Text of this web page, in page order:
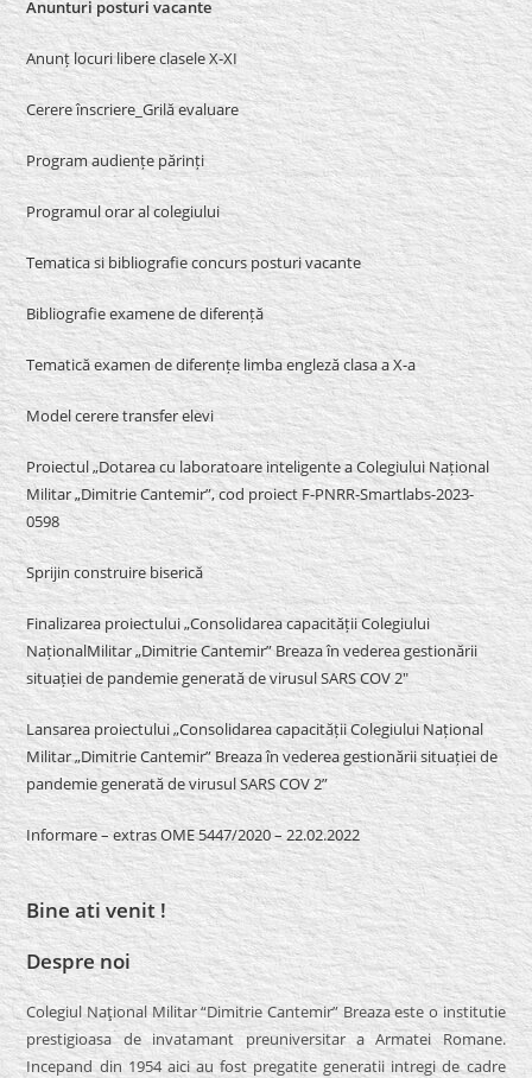
Anunturi posturi vacante
Anunț locuri libere clasele X-XI
Cerere înscriere_Grilă evaluare
Program audiențe părinți
Programul orar al colegiului
Tematica si bibliografie concurs posturi vacante
Bibliografie examene de diferență
Tematică examen de diferențe limba engleză clasa a X-a
Model cerere transfer elevi
Proiectul „Dotarea cu laboratoare inteligente a Colegiului Național
Militar „Dimitrie Cantemir”, cod proiect F-PNRR-Smartlabs-2023-
0598
Sprijin construire biserică
Finalizarea proiectului „Consolidarea capacității Colegiului
NaționalMilitar „Dimitrie Cantemir” Breaza în vederea gestionării
situației de pandemie generată de virusul SARS COV 2″
Lansarea proiectului „Consolidarea capacității Colegiului Național
Militar „Dimitrie Cantemir” Breaza în vederea gestionării situației de
pandemie generată de virusul SARS COV 2”
Informare – extras OME 5447/2020 – 22.02.2022
Bine ati venit !
Despre noi
Colegiul Naţional Militar “Dimitrie Cantemir” Breaza este o institutie
prestigioasa de invatamant preuniversitar a Armatei Romane.
Incepand din 1954 aici au fost pregatite generatii intregi de cadre